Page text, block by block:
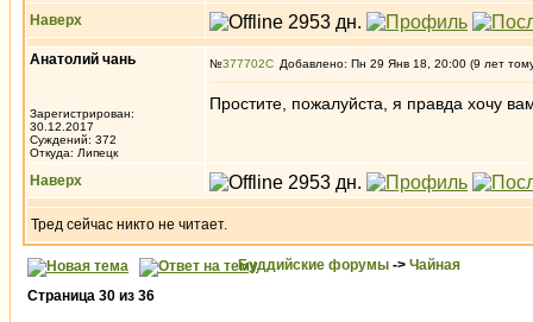
Наверх
Анатолий чань
Зарегистрирован:
30.12.2017
Суждений: 372
Откуда: Липецк
№377702 Добавлено: Пн 29 Янв 18, 20:00 (9 лет
Простите, пожалуйста, я правда хочу
Наверх
Тред сейчас никто не читает.
Буддийские форумы -> Чайная
Страница 30 из 36